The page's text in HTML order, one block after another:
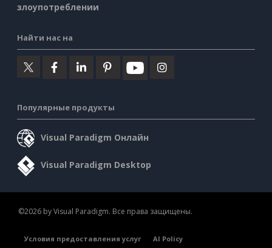
злоупотреблении
Найти нас на
Популярные продукты
Visual Paradigm Онлайн
Visual Paradigm Desktop
©2026 by Visual Paradigm. Все права защищены.
Условия предоставления услуг AI Policy